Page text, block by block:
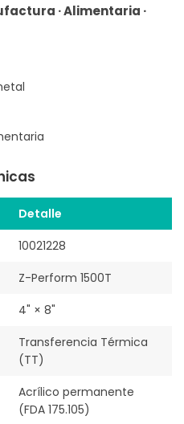
· Alimentaria ·
Detalle
10021228
Z-Perform 1500T
4" × 8"
Transferencia Térmica
(TT)
Acrílico permanente
(FDA 175.105)